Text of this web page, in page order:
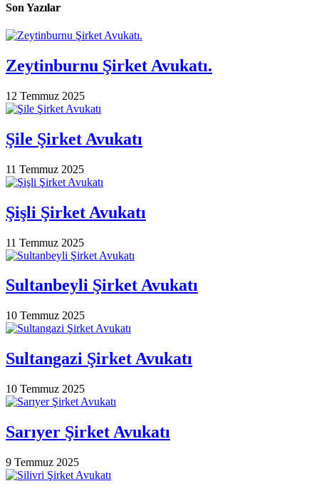
Son Yazılar
Zeytinburnu Şirket Avukatı.
12 Temmuz 2025
Şile Şirket Avukatı
11 Temmuz 2025
Şişli Şirket Avukatı
11 Temmuz 2025
Sultanbeyli Şirket Avukatı
10 Temmuz 2025
Sultangazi Şirket Avukatı
10 Temmuz 2025
Sarıyer Şirket Avukatı
9 Temmuz 2025